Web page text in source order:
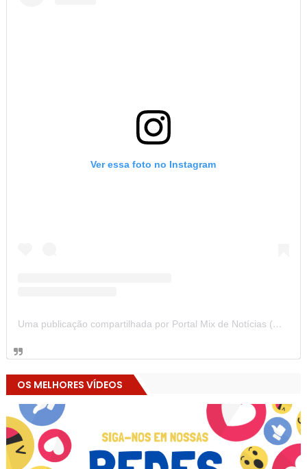
Ver essa foto no Instagram
Uma publicação compartilhada por Portal Mix de Notícias (@portalmixdenoticias)
OS MELHORES VÍDEOS